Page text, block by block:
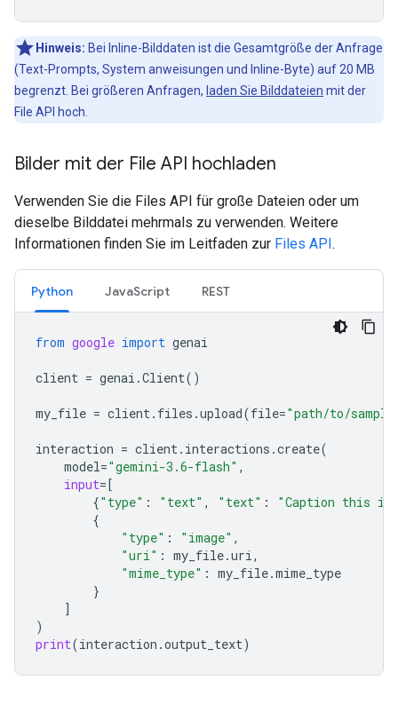
Hinweis: Bei Inline-Bilddaten ist die Gesamtgröße der Anfrage
(Text-Prompts, System anweisungen und Inline-Byte) auf 20 MB
begrenzt. Bei größeren Anfragen, laden Sie Bilddateien mit der
File API hoch.
Bilder mit der File API hochladen
Verwenden Sie die Files API für große Dateien oder um
dieselbe Bilddatei mehrmals zu verwenden. Weitere
Informationen finden Sie im Leitfaden zur Files API.
Python JavaScript REST
from google import genai
client = genai .Client()
my_file = client. files .upload(file="path/to/
interaction = client. interactions .create(
model="gemini-3.6-flash" ,
input=[
{"type" : "text" , "text" :
"Caption this
{
"type" : "image" ,
"uri" : my_file.uri,
"mime_type" : my_file.mime_type
}
]
)
print(interaction .output_text)